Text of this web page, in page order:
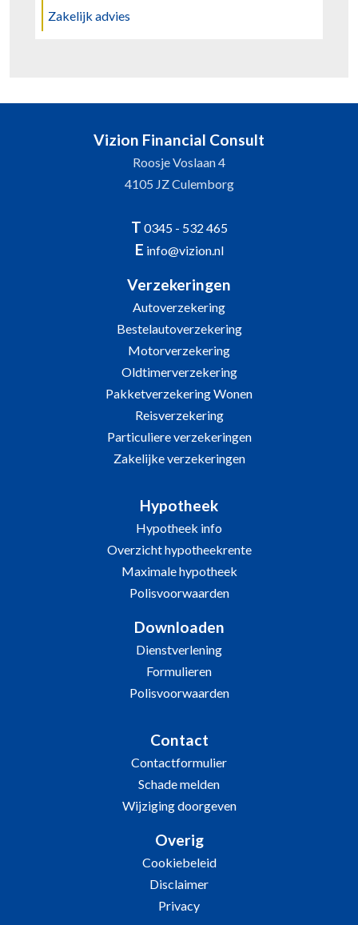
Zakelijk advies
Vizion Financial Consult
Roosje Voslaan 4
4105 JZ Culemborg
T 0345 - 532 465
E info@vizion.nl
Verzekeringen
Autoverzekering
Bestelautoverzekering
Motorverzekering
Oldtimerverzekering
Pakketverzekering Wonen
Reisverzekering
Particuliere verzekeringen
Zakelijke verzekeringen
Hypotheek
Hypotheek info
Overzicht hypotheekrente
Maximale hypotheek
Polisvoorwaarden
Downloaden
Dienstverlening
Formulieren
Polisvoorwaarden
Contact
Contactformulier
Schade melden
Wijziging doorgeven
Overig
Cookiebeleid
Disclaimer
Privacy